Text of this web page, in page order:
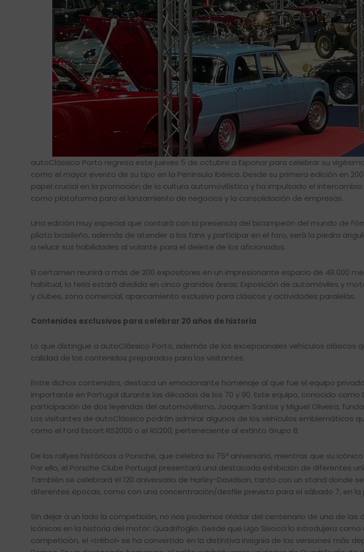
autoClássico Porto regresa este jueves 5 de octubre a Exponor para celebrar su
como el mayor evento de su tipo en la Península Ibérica. Desde su primera edición en
papel crucial en la promoción de la cultura automovilística y ha impulsado el
como plataforma para el lanzamiento de negocios y la consolidación de empresas.
Una edición muy especial que contará con la presencia del bicampeón del mundo de
piloto brasileño, además de atender a los fans y participar en el foro, será la piedra
a relucir sus habilidades al volante para el deleite de los aficionados.
El certamen reunirá a más de 200 expositores en un impresionante espacio de 48.000
habitual, la feria estará dividida en cinco grandes áreas: Exposición de automóviles y
y clubes, zona comercial, aparcamiento exclusivo para clásicos y actividades paralelas.
Contenidos exclusivos para celebrar 20 años de historia
Lo que distingue a autoClássico Porto, además de los excepcionales vehículos clásicos
calidad de los contenidos preparados para los visitantes.
Entre dichos contenidos, destaca un emocionante homenaje al que fue el equipo
importante en Portugal durante las décadas de los 70 y 90. Este equipo, conocido como
participación de dos leyendas del automovilismo, Joaquim Santos y Miguel Oliveira,
Los visitantes de autoClássico podrán admirar algunos de los vehículos emblemáticos
como el Ford Escort RS2000 o el RS200, perteneciente al extinto Grupo B.
De los rallyes históricos a Porsche, que celebra su 75º aniversario, mientras que su
Por ello, el Porsche Clube Portugal presentará una destacada exhibición de diferentes
También se celebrará el 120 aniversario de Harley-Davidson, tanto con un stand donde
diferentes épocas, como con una concentración/desfile previsto para el sábado 7, en la
Sin dejar a un lado la competición, no nos podemos olvidar del centenario de una de las
icónicas en la historia del motor: Quadrifoglio. Desde que Ugo Sivocci lo introdujera
competición, el «trébol» se ha convertido en la distintiva insignia de las versiones más